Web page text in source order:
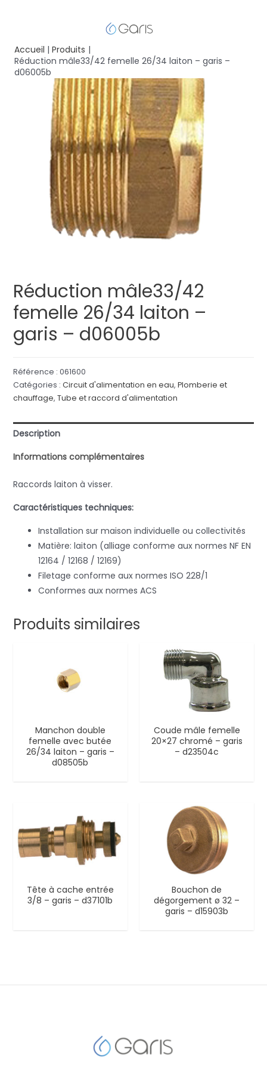
Accueil
Produits
Réduction mâle33/42 femelle 26/34 laiton – garis –
d06005b
Réduction mâle33/42
femelle 26/34 laiton –
garis – d06005b
Référence : 061600
Catégories : Circuit d'alimentation en eau, Plomberie et
chauffage, Tube et raccord d'alimentation
Description
Informations complémentaires
Raccords laiton à visser.
Caractéristiques techniques:
Installation sur maison individuelle ou collectivités
Matière: laiton (alliage conforme aux normes NF EN
12164 / 12168 / 12169)
Filetage conforme aux normes ISO 228/1
Conformes aux normes ACS
Produits similaires
Manchon double
femelle avec butée
26/34 laiton – garis –
d08505b
Coude mâle femelle
20×27 chromé – garis
– d23504c
Tête à cache entrée
3/8 – garis – d37101b
Bouchon de
dégorgement ø 32 –
garis – d15903b